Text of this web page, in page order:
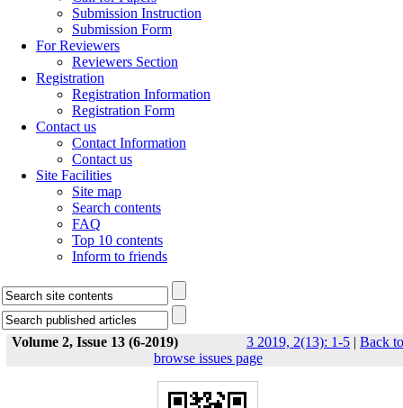
Submission Instruction
Submission Form
For Reviewers
Reviewers Section
Registration
Registration Information
Registration Form
Contact us
Contact Information
Contact us
Site Facilities
Site map
Search contents
FAQ
Top 10 contents
Inform to friends
Volume 2, Issue 13 (6-2019) 3 2019, 2(13): 1-5 | Back to
browse issues page